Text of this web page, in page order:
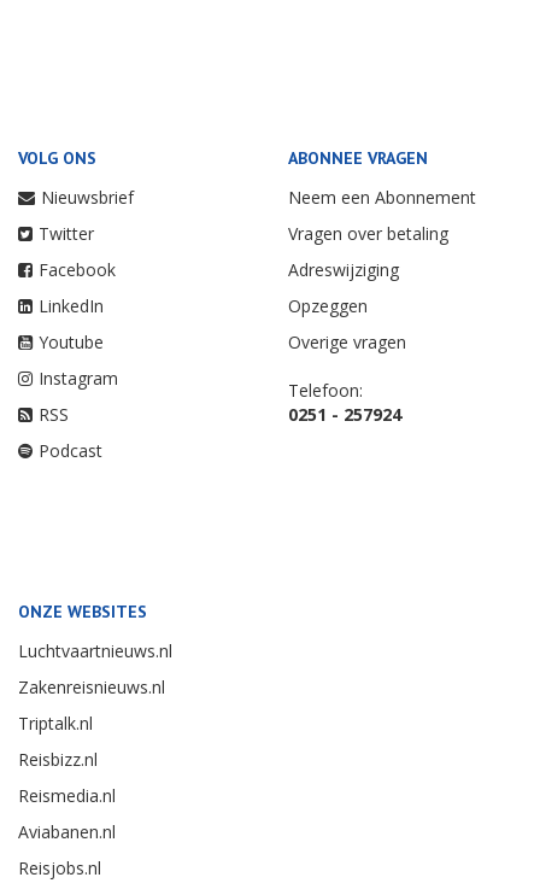
VOLG ONS
Nieuwsbrief
Twitter
Facebook
LinkedIn
Youtube
Instagram
RSS
Podcast
ABONNEE VRAGEN
Neem een Abonnement
Vragen over betaling
Adreswijziging
Opzeggen
Overige vragen
Telefoon:
0251 - 257924
ONZE WEBSITES
Luchtvaartnieuws.nl
Zakenreisnieuws.nl
Triptalk.nl
Reisbizz.nl
Reismedia.nl
Aviabanen.nl
Reisjobs.nl